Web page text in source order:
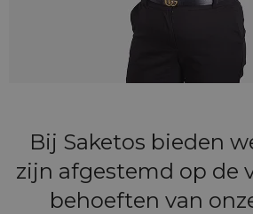
Bij Saketos bieden
zijn afgestemd op de
behoeften van